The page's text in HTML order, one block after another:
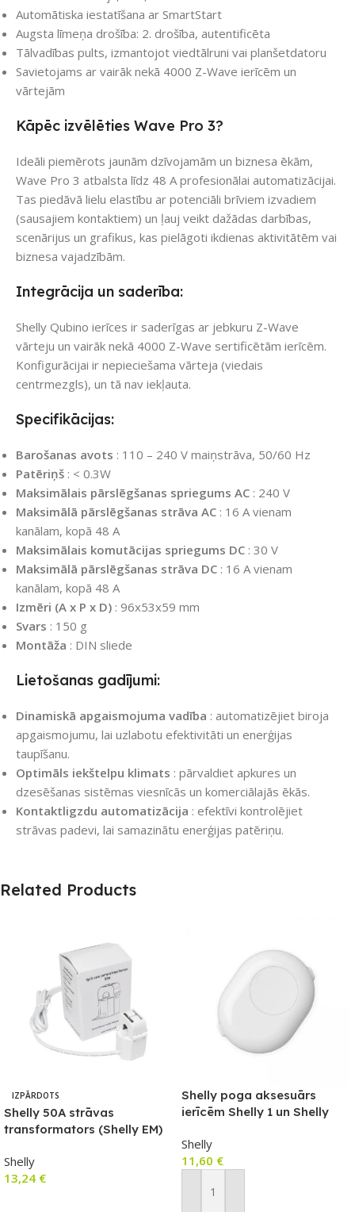
Automātiska iestatīšana ar SmartStart
Augsta līmeņa drošība: 2. drošība, autentificēta
Tālvadības pults, izmantojot viedtālruni vai planšetdatoru
Savietojams ar vairāk nekā 4000 Z-Wave ierīcēm un
vārtejām
Kāpēc izvēlēties Wave Pro 3?
Ideāli piemērots jaunām dzīvojamām un biznesa ēkām,
Wave Pro 3 atbalsta līdz 48 A profesionālai automatizācijai.
Tas piedāvā lielu elastību ar potenciāli brīviem izvadiem
(sausajiem kontaktiem) un ļauj veikt dažādas darbības,
scenārijus un grafikus, kas pielāgoti ikdienas aktivitātēm vai
biznesa vajadzībām.
Integrācija un saderība:
Shelly Qubino ierīces ir saderīgas ar jebkuru Z-Wave
vārteju un vairāk nekā 4000 Z-Wave sertificētām ierīcēm.
Konfigurācijai ir nepieciešama vārteja (viedais
centrmezgls), un tā nav iekļauta.
Specifikācijas:
Barošanas avots : 110 – 240 V maiņstrāva, 50/60 Hz
Patēriņš : < 0.3W
Maksimālais pārslēgšanas spriegums AC : 240 V
Maksimālā pārslēgšanas strāva AC : 16 A vienam
kanālam, kopā 48 A
Maksimālais komutācijas spriegums DC : 30 V
Maksimālā pārslēgšanas strāva DC : 16 A vienam
kanālam, kopā 48 A
Izmēri (A x P x D) : 96x53x59 mm
Svars : 150 g
Montāža : DIN sliede
Lietošanas gadījumi:
Dinamiskā apgaismojuma vadība : automatizējiet biroja
apgaismojumu, lai uzlabotu efektivitāti un enerģijas
taupīšanu.
Optimāls iekštelpu klimats : pārvaldiet apkures un
dzesēšanas sistēmas viesnīcās un komerciālajās ēkās.
Kontaktligzdu automatizācija : efektīvi kontrolējiet
strāvas padevi, lai samazinātu enerģijas patēriņu.
Related Products
IZPĀRDOTS
Shelly 50A strāvas
transformators (Shelly EM)
Shelly
13,24 €
Shelly poga aksesuārs
ierīcēm Shelly 1 un Shelly
Shelly
11,60 €
Pievienot Grozam